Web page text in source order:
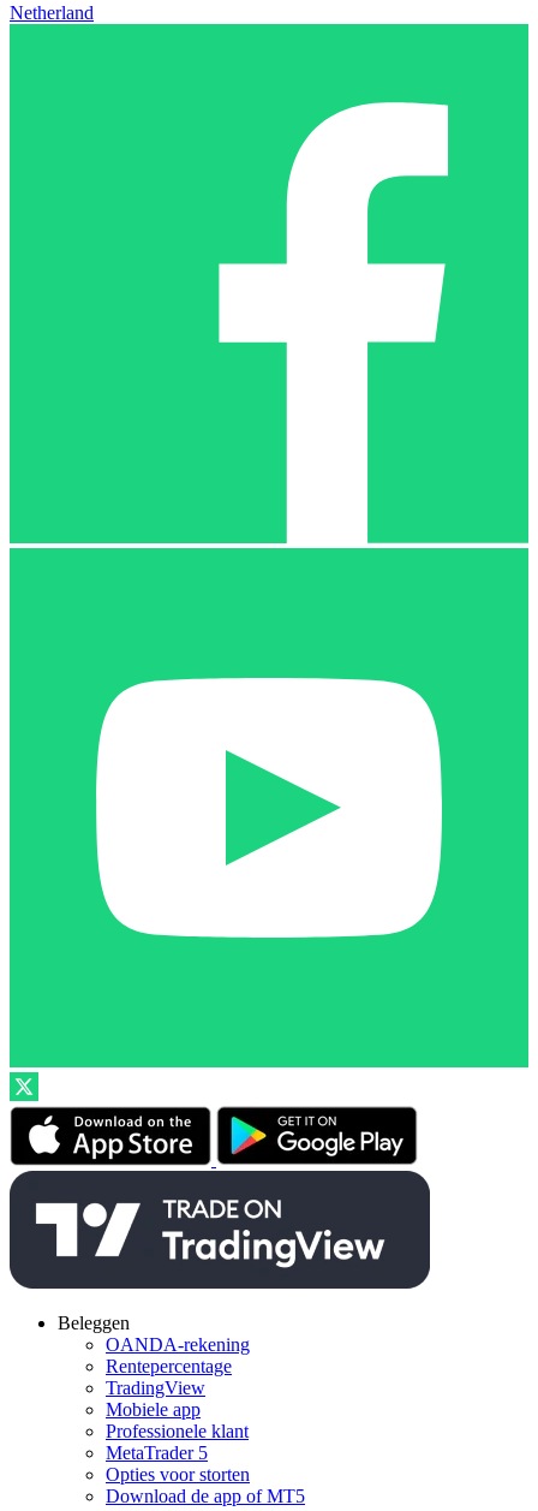
Netherland
Beleggen
OANDA-rekening
Rentepercentage
TradingView
Mobiele app
Professionele klant
MetaTrader 5
Opties voor storten
Download de app of MT5